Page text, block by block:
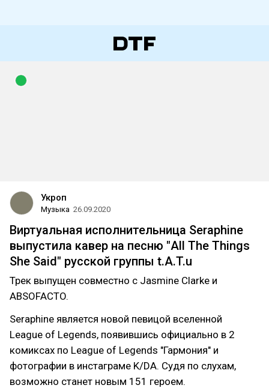
Укроп
Музыка 26.09.2020
Виртуальная исполнительница Seraphine
выпустила кавер на песню "All The Things
She Said" русской группы t.A.T.u
Трек выпущен совместно с Jasmine Clarke и
ABSOFACTO.
Seraphine является новой певицой вселенной
League of Legends, появившись официально в 2
комиксах по League of Legends "Гармония" и
фотографии в инстаграме K/DA. Судя по слухам,
возможно станет новым 151 героем.